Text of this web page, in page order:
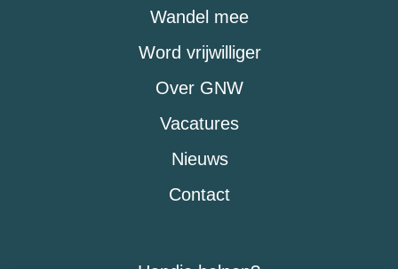
Wandel mee
Word vrijwilliger
Over GNW
Vacatures
Nieuws
Contact